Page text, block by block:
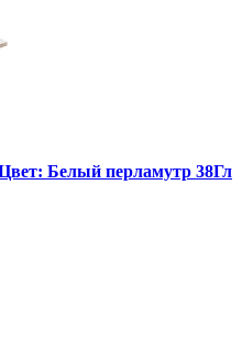
Белый перламутр 38Гл